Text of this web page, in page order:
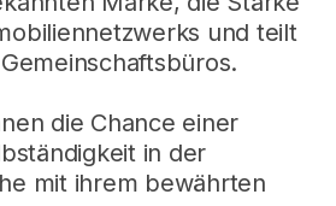
und teilt
die Chance einer
in der
mit ihrem bewährten